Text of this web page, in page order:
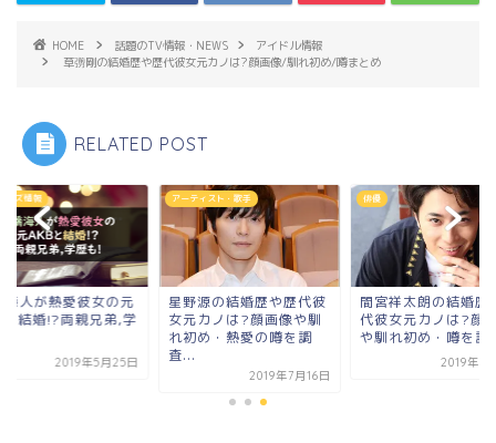
HOME 話題のTV情報・NEWS
アイドル情報
草彅剛の結婚歴や歴代彼女元カノは?顔画像/馴れ初め/噂まとめ
RELATED POST
ーズ情報
海人が熱愛彼女の元
と結婚!?両親兄弟,学
2019年5月25日
アーティスト・歌手
星野源の結婚歴や歴代彼
女元カノは?顔画像や馴
れ初め・熱愛の噂を調
査...
2019年7月16日
俳優
間宮祥太朗の結婚歴
代彼女元カノは?顔
や馴れ初め・噂を調
2019年7